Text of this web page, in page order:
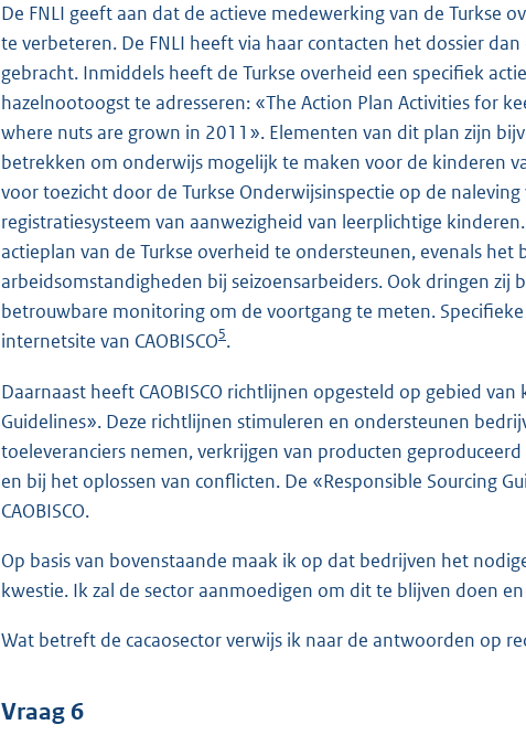
De FNLI geeft aan dat de actieve medewerking van de Turkse
te verbeteren. De FNLI heeft via haar contacten het dossier
gebracht. Inmiddels heeft de Turkse overheid een specifiek
hazelnootoogst te adresseren: «The Action Plan Activities for
where nuts are grown in 2011». Elementen van dit plan zijn
betrekken om onderwijs mogelijk te maken voor de kinderen
voor toezicht door de Turkse Onderwijsinspectie op de
registratiesysteem van aanwezigheid van leerplichtige
actieplan van de Turkse overheid te ondersteunen, evenals
arbeidsomstandigheden bij seizoensarbeiders. Ook dringen zij
betrouwbare monitoring om de voortgang te meten.
internetsite van CAOBISCO5.
Daarnaast heeft CAOBISCO richtlijnen opgesteld op gebied
Guidelines». Deze richtlijnen stimuleren en ondersteunen
toeleveranciers nemen, verkrijgen van producten
en bij het oplossen van conflicten. De «Responsible Sourcing
CAOBISCO.
Op basis van bovenstaande maak ik op dat bedrijven het
kwestie. Ik zal de sector aanmoedigen om dit te blijven doen
Wat betreft de cacaosector verwijs ik naar de antwoorden op
Vraag 6